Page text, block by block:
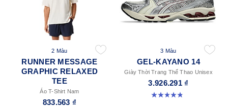
2 Màu
RUNNER MESSAGE
GRAPHIC RELAXED
TEE
Áo T-Shirt Nam
833.563 ₫
3 Màu
GEL-KAYANO 14
Giày Thời Trang Thể Thao Unisex
3.926.291 ₫
4.8 trong số 5 sao. 111 đánh giá